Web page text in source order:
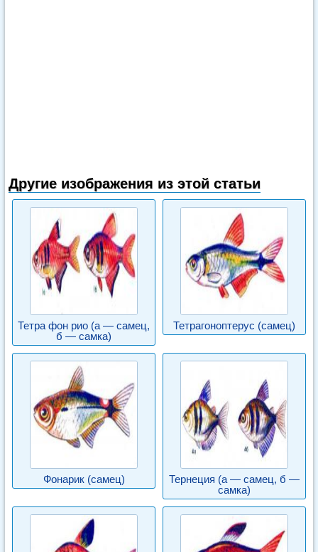
Другие изображения из этой статьи
Тетра фон рио (а — самец,
б — самка)
Тетрагоноптерус (самец)
Фонарик (самец)
Тернеция (а — самец, б —
самка)